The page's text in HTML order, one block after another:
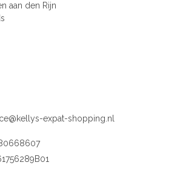
aan den Rijn
expat-shopping.nl